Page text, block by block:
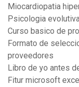
Miocardiopatia
Psicologia
Curso basico de
Formato de
proveedores
Libro de yo antes
Fitur microsoft